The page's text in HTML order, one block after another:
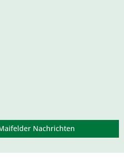
Nachrichten